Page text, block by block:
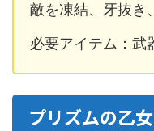
敵を凍結、牙抜き
必要アイテム：武
プリズムの乙